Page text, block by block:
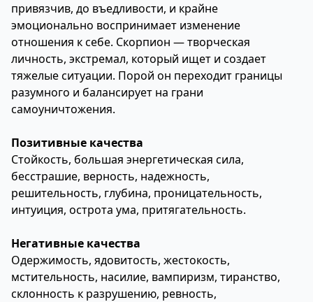
привязчив, до въедливости, и крайне
эмоционально воспринимает изменение
отношения к себе. Скорпион — творческая
личность, экстремал, который ищет и создает
тяжелые ситуации. Порой он переходит границы
разумного и балансирует на грани
самоуничтожения.
Позитивные качества
Стойкость, большая энергетическая сила,
бесстрашие, верность, надежность,
решительность, глубина, проницательность,
интуиция, острота ума, притягательность.
Негативные качества
Одержимость, ядовитость, жестокость,
мстительность, насилие, вампиризм, тиранство,
склонность к разрушению, ревность,